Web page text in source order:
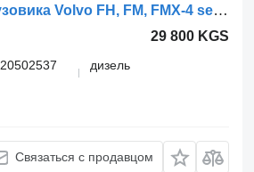
Главный тормозной кран Knorr-Bremse K001411 для грузовика Volvo FH, FM, FMX-4 series (2013-)
29 800 KGS
дизель
Связаться с продавцом